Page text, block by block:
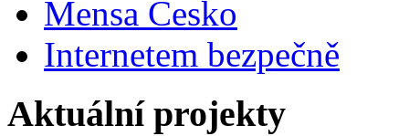
Mensa Česko
Internetem bezpečně
Aktuální projekty